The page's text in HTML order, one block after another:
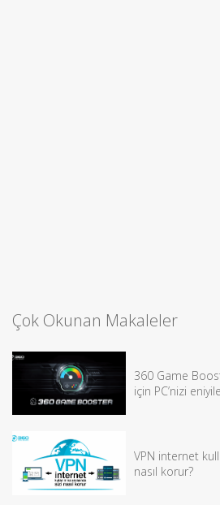
Çok Okunan Makaleler
360 Game
için PC’nizi
VPN internet
nasıl korur?